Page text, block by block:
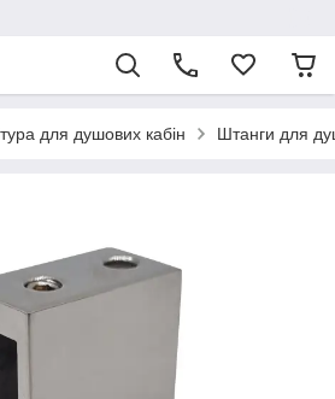
для душових кабін Штанги для